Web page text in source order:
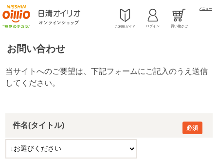
ご利用ガイド ログイン 買い物かご
メニュー
お問い合わせ
件名(タイトル)